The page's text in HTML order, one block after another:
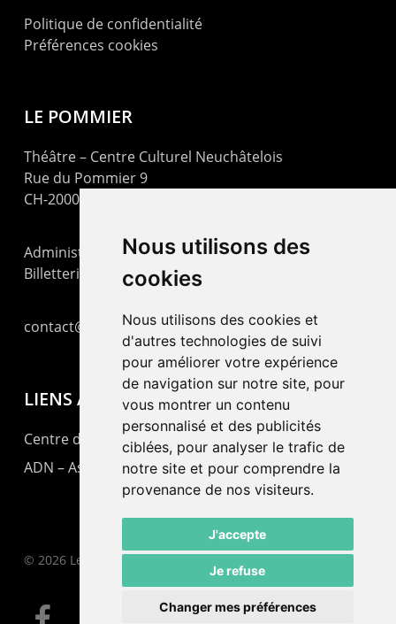
Nous utilisons des
cookies
Nous utilisons des cookies et
d'autres technologies de suivi
pour améliorer votre expérience
de navigation sur notre site, pour
vous montrer un contenu
personnalisé et des publicités
ciblées, pour analyser le trafic de
notre site et pour comprendre la
provenance de nos visiteurs.
J'accepte
Je refuse
Changer mes préférences
Politique de confidentialité
Préférences cookies
LE POMMIER
Théâtre – Centre Culturel Neuchâtelois
Rue du Pommier 9
CH-2000 Neuchâtel
Administration : +41 32 725 03 03
Billetterie : +41 32 725 05 05
contact@lepommier.ch
LIENS AMIS
Centre de culture ABC
ADN – Association Danse Neuchâtel
© 2026 Le Pommier.
facebook email